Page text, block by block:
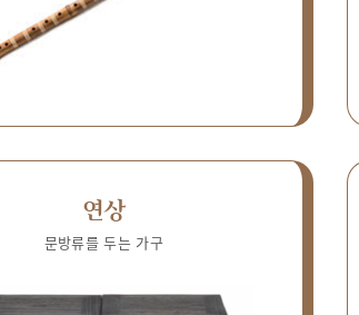
연상
문방류를 두는 가구